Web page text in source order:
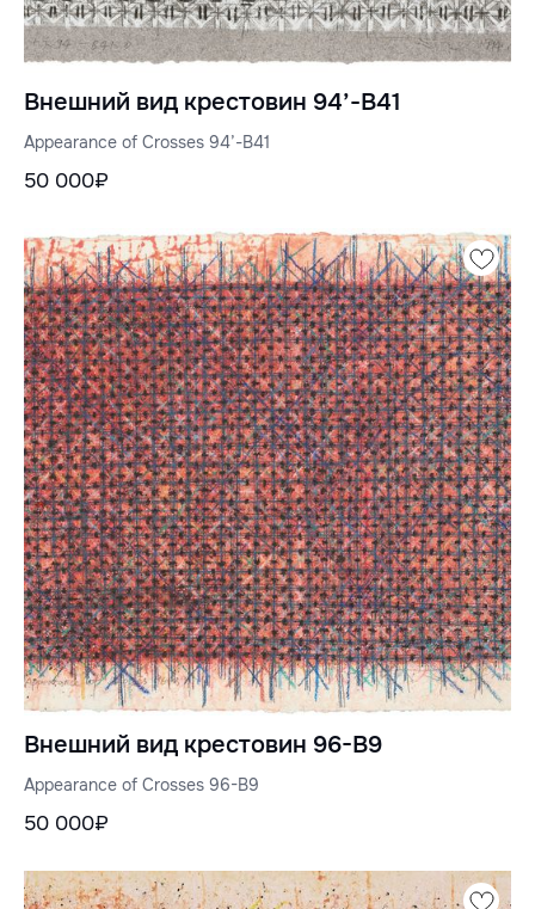
Внешний вид крестовин 94’-B41
Appearance of Crosses 94’-B41
50 000₽
Внешний вид крестовин 96-B9
Appearance of Crosses 96-B9
50 000₽